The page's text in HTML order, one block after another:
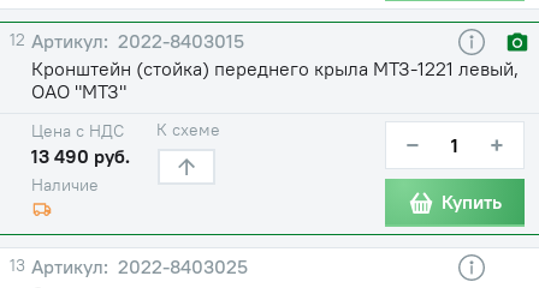
12
2022-8403015
Кронштейн (стойка) переднего крыла МТЗ-1221 левый,
ОАО "МТЗ"
Наличие
Цена с НДС
13 490 руб.
К схеме − +
Купить
13
2022-8403025